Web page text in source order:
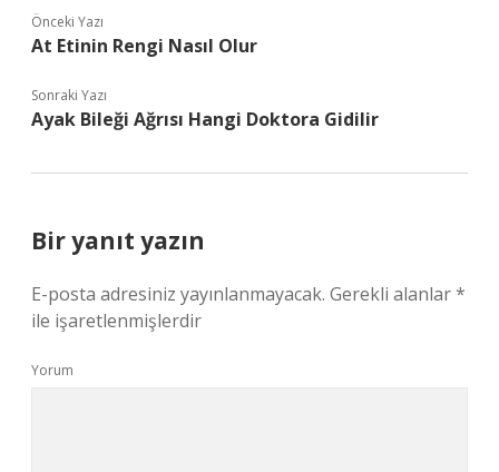
Önceki Yazı
At Etinin Rengi Nasıl Olur
Sonraki Yazı
Ayak Bileği Ağrısı Hangi Doktora Gidilir
Bir yanıt yazın
E-posta adresiniz yayınlanmayacak. Gerekli alanlar*
ile işaretlenmişlerdir
Yorum